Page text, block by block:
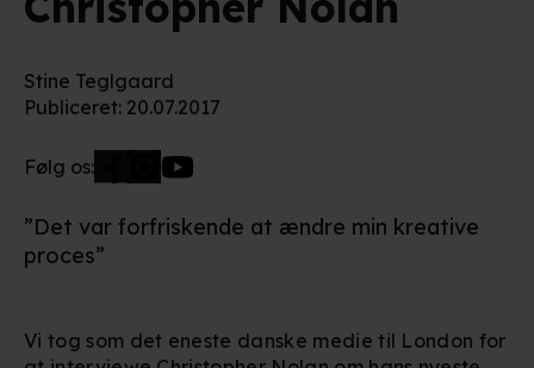
Stine Teglgaard
Publiceret: 20.07.2017
Følg os:
”Det var forfriskende at ændre min kreative
proces”
Vi tog som det eneste danske medie til London for